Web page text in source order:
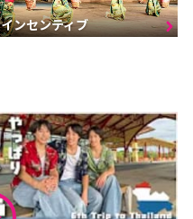
インセンティブ